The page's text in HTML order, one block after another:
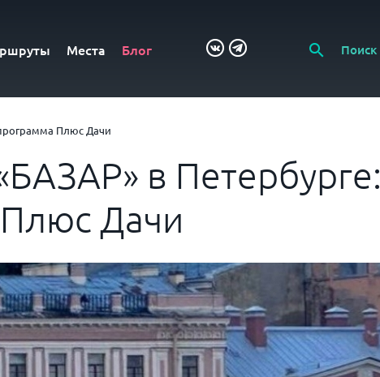
Места Блог
Плюс Дачи
в Петербурге:
Дачи